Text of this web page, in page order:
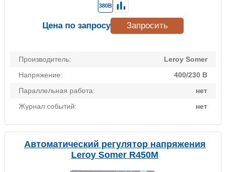
Производитель:
Leroy Somer
Напряжение:
400/230 В
Параллельная работа:
нет
Журнал событий:
нет
380В
Цена по запросу Запросить
Автоматический регулятор напряжения
Leroy Somer R450М